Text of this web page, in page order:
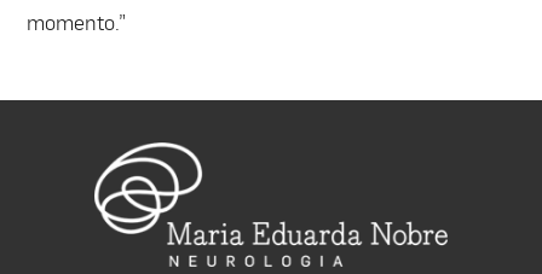
momento.”